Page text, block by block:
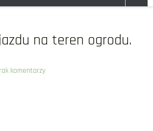
na teren ogrodu.
komentarzy